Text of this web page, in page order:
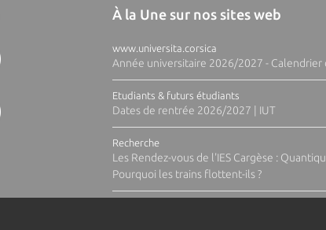
À la Une sur nos sites web
www.universita.corsica
Année universitaire 2026/2027 - Calendrier
Etudiants & futurs étudiants
Dates de rentrée 2026/2027 | IUT
Recherche
Les Rendez-vous de l'IES Cargèse :
Pourquoi les trains flottent-ils ?